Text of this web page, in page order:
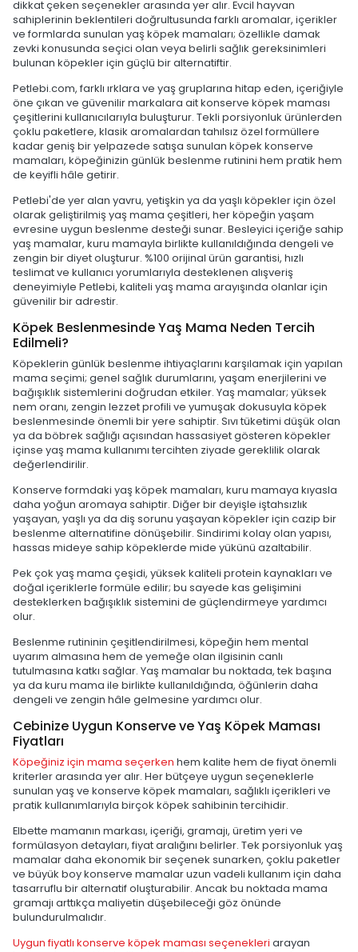
dikkat çeken seçenekler arasında yer alır. Evcil hayvan
sahiplerinin beklentileri doğrultusunda farklı aromalar, içerikler
ve formlarda sunulan yaş köpek mamaları; özellikle damak
zevki konusunda seçici olan veya belirli sağlık gereksinimleri
bulunan köpekler için güçlü bir alternatiftir.
Petlebi.com, farklı ırklara ve yaş gruplarına hitap eden, içeriğiyle
öne çıkan ve güvenilir markalara ait konserve köpek maması
çeşitlerini kullanıcılarıyla buluşturur. Tekli porsiyonluk ürünlerden
çoklu paketlere, klasik aromalardan tahılsız özel formüllere
kadar geniş bir yelpazede satışa sunulan köpek konserve
mamaları, köpeğinizin günlük beslenme rutinini hem pratik hem
de keyifli hâle getirir.
Petlebi'de yer alan yavru, yetişkin ya da yaşlı köpekler için özel
olarak geliştirilmiş yaş mama çeşitleri, her köpeğin yaşam
evresine uygun beslenme desteği sunar. Besleyici içeriğe sahip
yaş mamalar, kuru mamayla birlikte kullanıldığında dengeli ve
zengin bir diyet oluşturur. %100 orijinal ürün garantisi, hızlı
teslimat ve kullanıcı yorumlarıyla desteklenen alışveriş
deneyimiyle Petlebi, kaliteli yaş mama arayışında olanlar için
güvenilir bir adrestir.
Köpek Beslenmesinde Yaş Mama Neden Tercih
Edilmeli?
Köpeklerin günlük beslenme ihtiyaçlarını karşılamak için yapılan
mama seçimi; genel sağlık durumlarını, yaşam enerjilerini ve
bağışıklık sistemlerini doğrudan etkiler. Yaş mamalar; yüksek
nem oranı, zengin lezzet profili ve yumuşak dokusuyla köpek
beslenmesinde önemli bir yere sahiptir. Sıvı tüketimi düşük olan
ya da böbrek sağlığı açısından hassasiyet gösteren köpekler
içinse yaş mama kullanımı tercihten ziyade gereklilik olarak
değerlendirilir.
Konserve formdaki yaş köpek mamaları, kuru mamaya kıyasla
daha yoğun aromaya sahiptir. Diğer bir deyişle iştahsızlık
yaşayan, yaşlı ya da diş sorunu yaşayan köpekler için cazip bir
beslenme alternatifine dönüşebilir. Sindirimi kolay olan yapısı,
hassas mideye sahip köpeklerde mide yükünü azaltabilir.
Pek çok yaş mama çeşidi, yüksek kaliteli protein kaynakları ve
doğal içeriklerle formüle edilir; bu sayede kas gelişimini
desteklerken bağışıklık sistemini de güçlendirmeye yardımcı
olur.
Beslenme rutininin çeşitlendirilmesi, köpeğin hem mental
uyarım almasına hem de yemeğe olan ilgisinin canlı
tutulmasına katkı sağlar. Yaş mamalar bu noktada, tek başına
ya da kuru mama ile birlikte kullanıldığında, öğünlerin daha
dengeli ve zengin hâle gelmesine yardımcı olur.
Cebinize Uygun Konserve ve Yaş Köpek Maması
Fiyatları
Köpeğiniz için mama seçerken hem kalite hem de fiyat önemli
kriterler arasında yer alır. Her bütçeye uygun seçeneklerle
sunulan yaş ve konserve köpek mamaları, sağlıklı içerikleri ve
pratik kullanımlarıyla birçok köpek sahibinin tercihidir.
Elbette mamanın markası, içeriği, gramajı, üretim yeri ve
formülasyon detayları, fiyat aralığını belirler. Tek porsiyonluk yaş
mamalar daha ekonomik bir seçenek sunarken, çoklu paketler
ve büyük boy konserve mamalar uzun vadeli kullanım için daha
tasarruflu bir alternatif oluşturabilir. Ancak bu noktada mama
gramajı arttıkça maliyetin düşebileceği göz önünde
bulundurulmalıdır.
Uygun fiyatlı konserve köpek maması seçenekleri arayan